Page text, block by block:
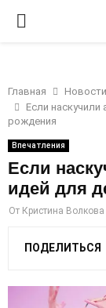
P
I
M
A
Главная Новости
Если
рождения
Впечатления
Если
идей для
От Кристина Волкова
ПОДЕЛИТЬСЯ